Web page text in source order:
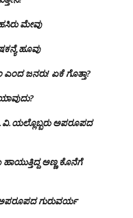
ಮೇವು
ಹೂವು
ಜನರು! ಏಕೆ ಗೊತ್ತಾ?
ಅಪರೂಪದ
ಅಣ್ಣ ಕೊನೆಗೆ
ಗುರುವರ್ಯ